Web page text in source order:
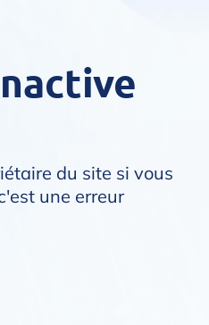
du site si vous
une erreur